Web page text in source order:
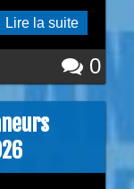
Lire la suite
0